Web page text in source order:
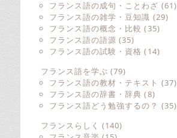
フランス語の成句・ことわざ (61)
フランス語の雑学・豆知識 (29)
フランス語の概念・比較 (35)
フランス語の語源 (35)
フランス語の試験・資格 (14)
フランス語を学ぶ (79)
フランス語の教材・テキスト (37)
フランス語の辞書・辞典 (8)
フランス語どう勉強するの？ (35)
フランスらしく (140)